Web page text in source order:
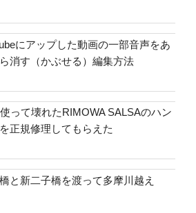
にアップした動画の一部音声をあ
消す（かぶせる）編集方法
って壊れたRIMOWA SALSAのハン
正規修理してもらえた
と新二子橋を渡って多摩川越え